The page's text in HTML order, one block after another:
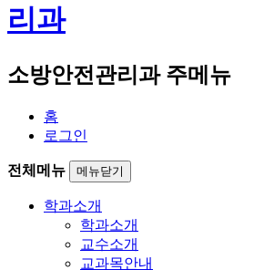
리과
소방안전관리과 주메뉴
홈
로그인
전체메뉴 메뉴닫기
학과소개
학과소개
교수소개
교과목안내